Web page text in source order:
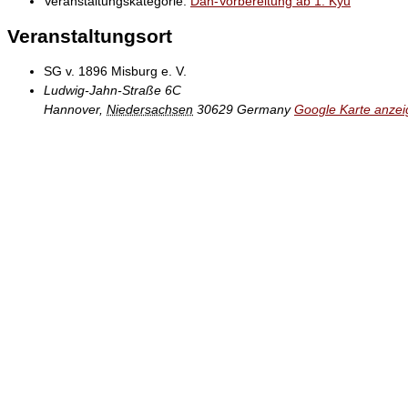
Veranstaltungsort
SG v. 1896 Misburg e. V.
Ludwig-Jahn-Straße 6C
Hannover, Niedersachsen 30629 Germany Google Karte